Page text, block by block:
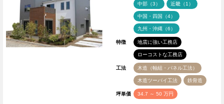
中部（3） 近畿（1）
中国・四国（4）
九州・沖縄（6）
特徴 地震に強い工務店
ローコストな工務店
工法 木造（軸組・パネル工法）
木造ツーバイ工法 鉄骨造
坪単価 34.7 ～ 50 万円